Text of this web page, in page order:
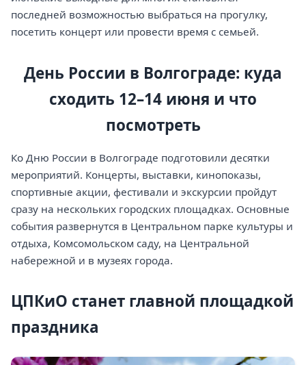
последней возможностью выбраться на прогулку,
посетить концерт или провести время с семьей.
День России в Волгограде: куда
сходить 12–14 июня и что
посмотреть
Ко Дню России в Волгограде подготовили десятки
мероприятий. Концерты, выставки, кинопоказы,
спортивные акции, фестивали и экскурсии пройдут
сразу на нескольких городских площадках. Основные
события развернутся в Центральном парке культуры и
отдыха, Комсомольском саду, на Центральной
набережной и в музеях города.
ЦПКиО станет главной площадкой
праздника